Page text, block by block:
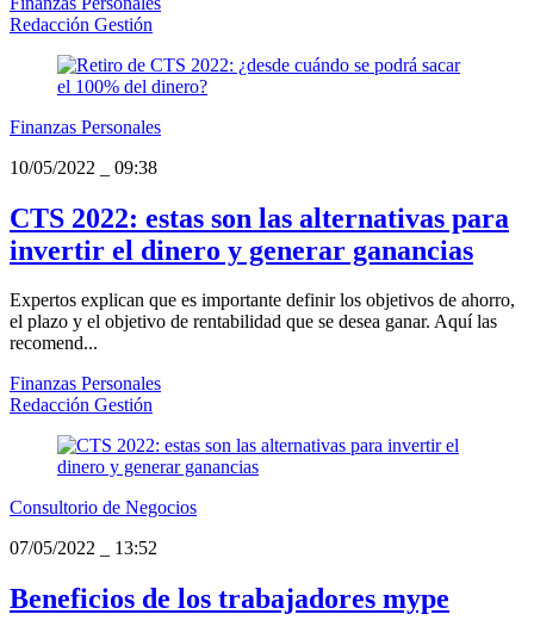
Redacción Gestión
Finanzas Personales
10/05/2022
09:38
CTS 2022: estas son las alternativas para
invertir el dinero y generar ganancias
Expertos explican que es importante definir los objetivos de ahorro,
el plazo y el objetivo de rentabilidad que se desea ganar. Aquí las
recomend...
Finanzas Personales
Redacción Gestión
Consultorio de Negocios
07/05/2022
13:52
Beneficios de los trabajadores mype